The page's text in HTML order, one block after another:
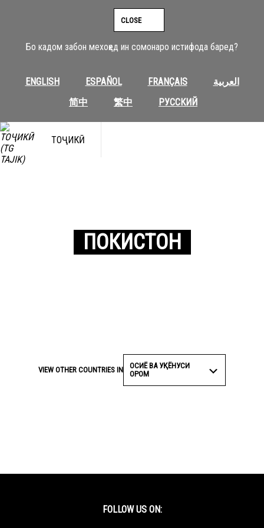
Бо кадом забон мехоҳед ин сомонаро истифода баред?
ENGLISH ESPAÑOL FRANÇAIS
العربية
简中
繁中 РУССКИЙ
CLOSE
ТОҶИКӢ
ПОКИСТОН
VIEW OTHER COUNTRIES IN
ОСИЁ ВА УҚЁНУСИ
ОРОМ
FOLLOW US ON: